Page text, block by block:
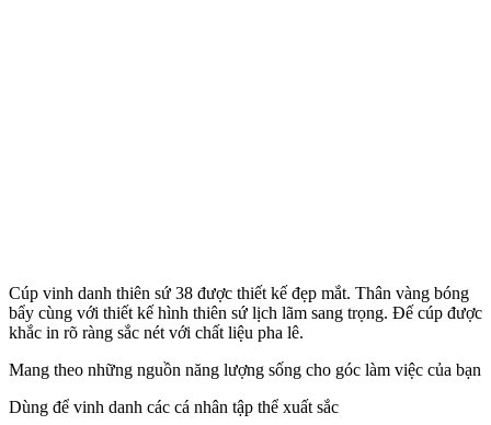
Cúp vinh danh thiên sứ 38 được thiết kế đẹp mắt. Thân vàng bóng
bẩy cùng với thiết kế hình thiên sứ lịch lãm sang trọng. Đế cúp được
khắc in rõ ràng sắc nét với chất liệu pha lê.
Mang theo những nguồn năng lượng sống cho góc làm việc của bạn
Dùng để vinh danh các cá nhân tập thể xuất sắc